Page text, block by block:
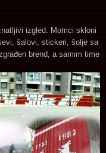
izgled. Momci skloni
šalovi, stickeri, šolje sa
brend, a samim time